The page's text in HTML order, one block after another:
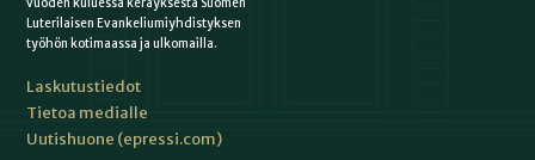
Luterilaisen Evankeliumiyhdistyksen
työhön kotimaassa ja ulkomailla.
Laskutustiedot
Tietoa medialle
Uutishuone (epressi.com)